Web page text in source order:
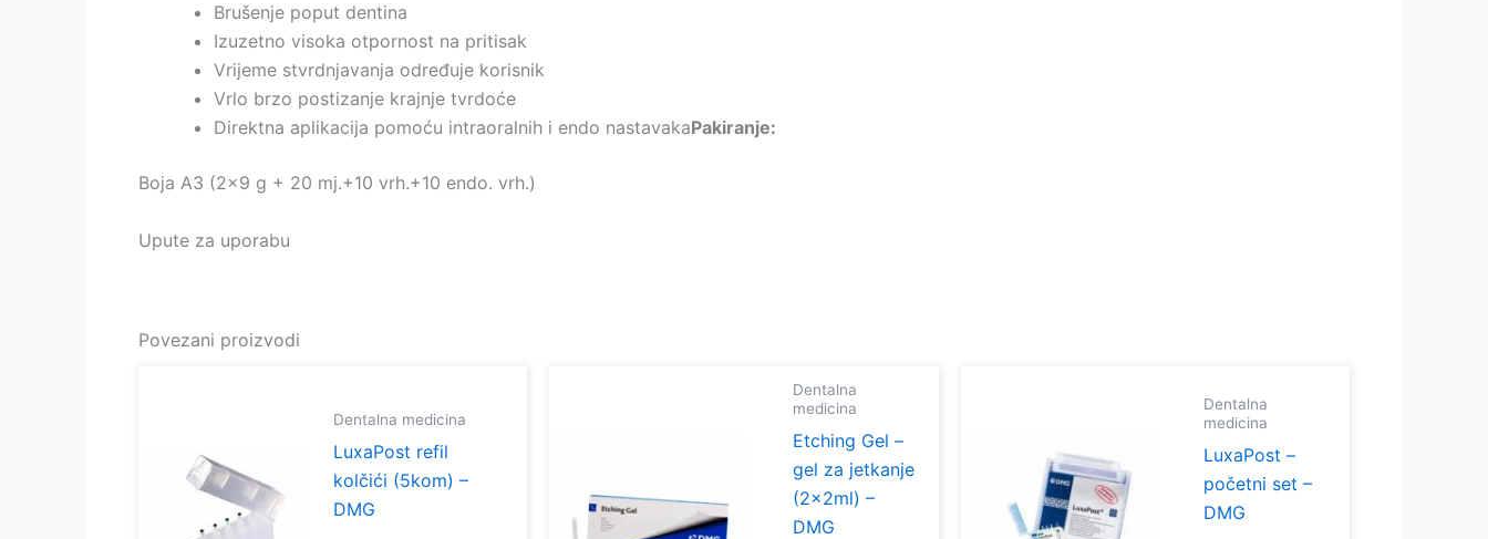
Brušenje poput dentina
Izuzetno visoka otpornost na pritisak
Vrijeme stvrdnjavanja određuje korisnik
Vrlo brzo postizanje krajnje tvrdoće
Direktna aplikacija pomoću intraoralnih i endo nastavakaPakiranje:
Boja A3 (2×9 g + 20 mj.+10 vrh.+10 endo. vrh.)
Upute za uporabu
Povezani proizvodi
Dentalna medicina
LuxaPost refil
kolčići (5kom) –
DMG
Dentalna
medicina
Etching Gel –
gel za jetkanje
(2x2ml) –
DMG
Dentalna
medicina
LuxaPost –
početni set –
DMG